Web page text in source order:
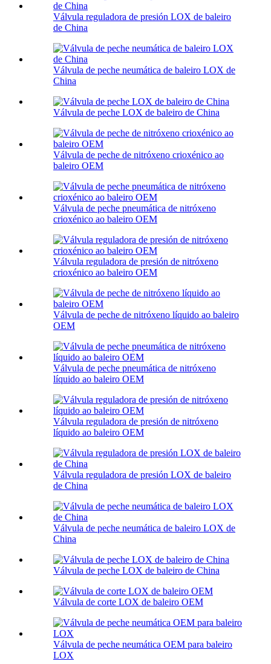
Válvula reguladora de presión LOX de baleiro
de China
Válvula de peche neumática de baleiro LOX de
China
Válvula de peche LOX de baleiro de China
Válvula de peche de nitróxeno crioxénico ao
baleiro OEM
Válvula de peche pneumática de nitróxeno
crioxénico ao baleiro OEM
Válvula reguladora de presión de nitróxeno
crioxénico ao baleiro OEM
Válvula de peche de nitróxeno líquido ao baleiro
OEM
Válvula de peche pneumática de nitróxeno
líquido ao baleiro OEM
Válvula reguladora de presión de nitróxeno
líquido ao baleiro OEM
Válvula reguladora de presión LOX de baleiro
de China
Válvula de peche neumática de baleiro LOX de
China
Válvula de peche LOX de baleiro de China
Válvula de corte LOX de baleiro OEM
Válvula de peche neumática OEM para baleiro
LOX